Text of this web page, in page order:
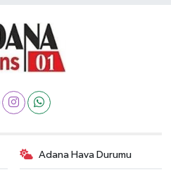
Adana Hava Durumu